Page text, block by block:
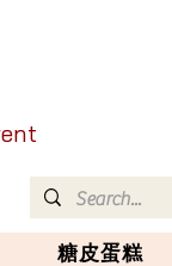
糖皮蛋糕